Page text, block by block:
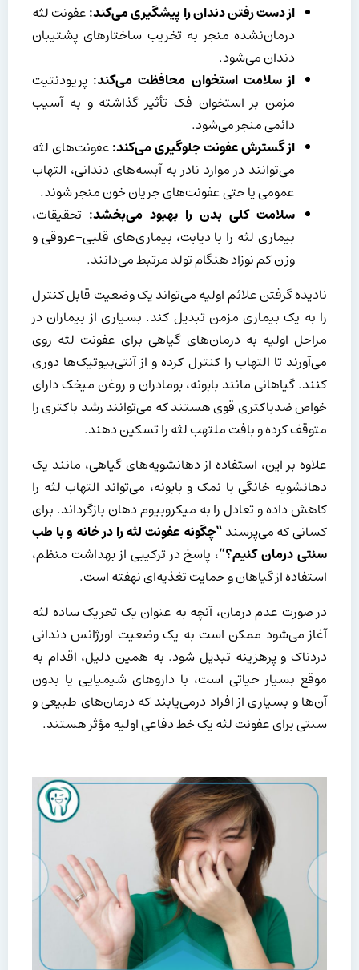
از دست رفتن دندان را پیشگیری می‌کند:عفونت لثه
درمان‌نشده منجر به تخریب ساختارهای پشتیبان
دندان می‌شود.
از سلامت استخوان محافظت می‌کند: پریودنتیت
مزمن بر استخوان فک تأثیر گذاشته و به آسیب
دائمی منجر می‌شود.
از گسترش عفونت جلوگیری می‌کند:عفونت‌های لثه
می‌توانند در موارد نادر به آبسه‌های دندانی، التهاب
عمومی یا حتی عفونت‌های جریان خون منجر شوند.
سلامت کلی بدن را بهبود می‌بخشد: تحقیقات،
بیماری لثه را با دیابت، بیماری‌های قلبی-عروقی و
وزن کم نوزاد هنگام تولد مرتبط می‌دانند.
نادیده گرفتن علائم اولیه می‌تواند یک وضعیت قابل کنترل
را به یک بیماری مزمن تبدیل کند. بسیاری از بیماران در
مراحل اولیه به درمان‌های گیاهی برای عفونت لثه روی
می‌آورند تا التهاب را کنترل کرده و از آنتی‌بیوتیک‌ها دوری
کنند. گیاهانی مانند بابونه، بومادران و روغن میخک دارای
خواص ضدباکتری قوی هستند که می‌توانند رشد باکتری را
متوقف کرده و بافت ملتهب لثه را تسکین دهند.
علاوه بر این، استفاده از دهانشویه‌های گیاهی، مانند یک
دهانشویه خانگی با نمک و بابونه، می‌تواند التهاب لثه را
کاهش داده و تعادل را به میکروبیوم دهان بازگرداند. برای
کسانی که می‌پرسند“چگونه عفونت لثه را در خانه و با طب
سنتی درمان کنیم؟”، پاسخ در ترکیبی از بهداشت منظم،
استفاده از گیاهان و حمایت تغذیه‌ای نهفته است.
در صورت عدم درمان، آنچه به عنوان یک تحریک ساده لثه
آغاز می‌شود ممکن است به یک وضعیت اورژانس دندانی
دردناک و پرهزینه تبدیل شود. به همین دلیل، اقدام به
موقع بسیار حیاتی است، با داروهای شیمیایی یا بدون
آن‌ها و بسیاری از افراد درمی‌یابند که درمان‌های طبیعی و
سنتی برای عفونت لثه یک خط دفاعی اولیه مؤثر هستند.